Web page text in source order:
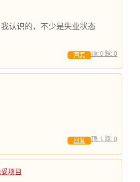
认识的，不少是失业状态
顶: 0 踩: 0
回复
顶: 1 踩: 0
回复
项目